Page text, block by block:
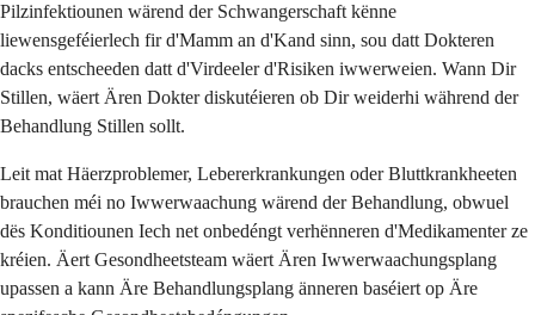
Pilzinfektiounen wärend der Schwangerschaft kënne
liewensgeféierlech fir d'Mamm an d'Kand sinn, sou datt Dokteren
dacks entscheeden datt d'Virdeeler d'Risiken iwwerweien. Wann Dir
Stillen, wäert Ären Dokter diskutéieren ob Dir weiderhi während der
Behandlung Stillen sollt.
Leit mat Häerzproblemer, Lebererkrankungen oder Bluttkrankheeten
brauchen méi no Iwwerwaachung wärend der Behandlung, obwuel
dës Konditiounen Iech net onbedéngt verhënneren d'Medikamenter ze
kréien. Äert Gesondheetsteam wäert Ären Iwwerwaachungsplang
upassen a kann Äre Behandlungsplang änneren baséiert op Äre